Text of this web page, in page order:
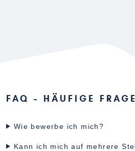
FAQ - HÄUFIGE
Wie bewerbe ich mich?
Kann ich mich auf mehrere